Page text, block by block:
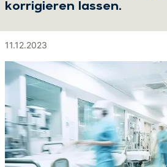
korrigieren lassen.
11.12.2023